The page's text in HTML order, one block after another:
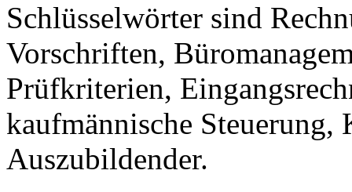
Schlüsselwörter sind
Vorschriften,
Prüfkriterien,
kaufmännische Steuerung,
Auszubildender.